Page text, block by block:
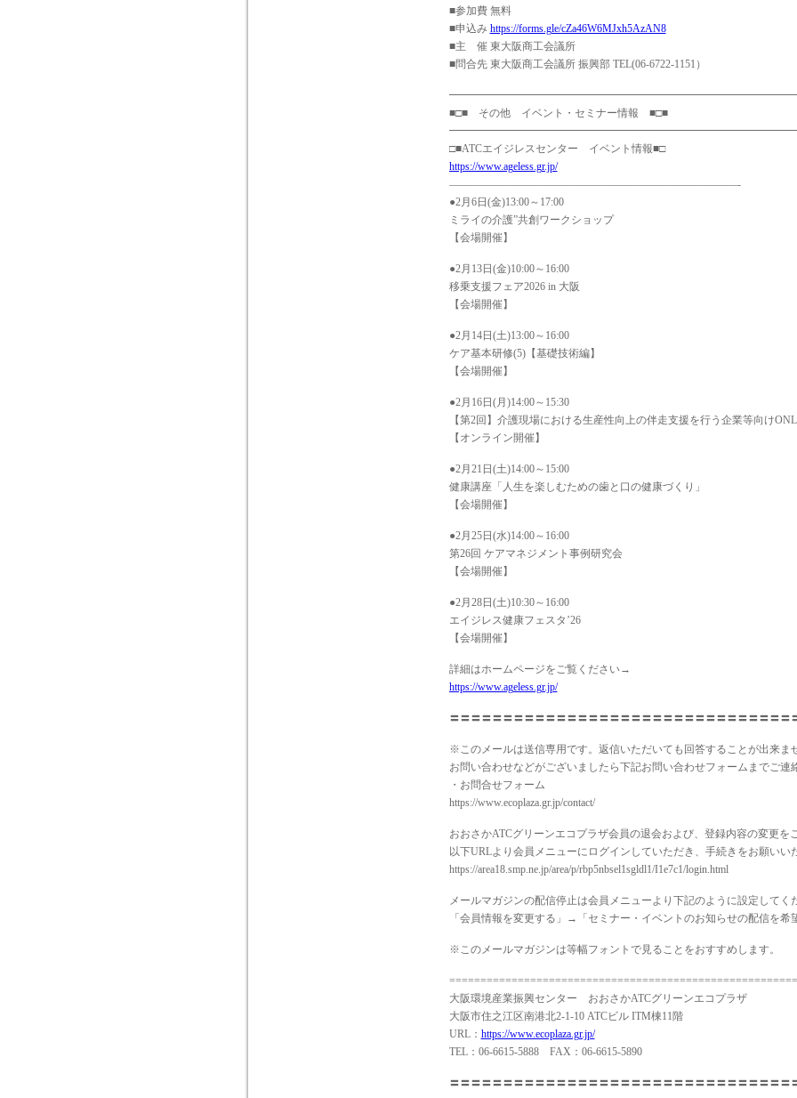
■参加費 無料
■申込み https://forms.gle/cZa46W6MJxh5AzAN8
■主 催 東大阪商工会議所
■問合先 東大阪商工会議所 振興部 TEL(06-6722-1151）
■□■ その他 イベント・セミナー情報 ■□■
□■ATCエイジレスセンター イベント情報■□
https://www.ageless.gr.jp/
———————————————————————————-
●2月6日(金)13:00～17:00
ミライの介護”共創ワークショップ
【会場開催】
●2月13日(金)10:00～16:00
移乗支援フェア2026 in 大阪
【会場開催】
●2月14日(土)13:00～16:00
ケア基本研修(5)【基礎技術編】
【会場開催】
●2月16日(月)14:00～15:30
【第2回】介護現場における生産性向上の伴走支援を行う企業等向け
【オンライン開催】
●2月21日(土)14:00～15:00
健康講座「人生を楽しむための歯と口の健康づくり」
【会場開催】
●2月25日(水)14:00～16:00
第26回 ケアマネジメント事例研究会
【会場開催】
●2月28日(土)10:30～16:00
エイジレス健康フェスタ’26
【会場開催】
詳細はホームページをご覧ください→
https://www.ageless.gr.jp/
〓〓〓〓〓〓〓〓〓〓〓〓〓〓〓〓〓〓〓〓〓〓〓〓〓〓〓〓〓〓〓〓
※このメールは送信専用です。返信いただいても回答することが出来ま
お問い合わせなどがございましたら下記お問い合わせフォームまでご連
・お問合せフォーム
https://www.ecoplaza.gr.jp/contact/
おおさかATCグリーンエコプラザ会員の退会および、登録内容の変更を
以下URLより会員メニューにログインしていただき、手続きをお願いい
https://area18.smp.ne.jp/area/p/rbp5nbsel1sgldl1/I1e7c1/login.html
メールマガジンの配信停止は会員メニューより下記のように設定してく
「会員情報を変更する」→「セミナー・イベントのお知らせの配信を希
※このメールマガジンは等幅フォントで見ることをおすすめします。
大阪環境産業振興センター おおさかATCグリーンエコプラザ
大阪市住之江区南港北2-1-10 ATCビル ITM棟11階
URL： https://www.ecoplaza.gr.jp/
TEL：06-6615-5888 FAX：06-6615-5890
〓〓〓〓〓〓〓〓〓〓〓〓〓〓〓〓〓〓〓〓〓〓〓〓〓〓〓〓〓〓〓〓